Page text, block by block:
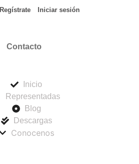
Regístrate Iniciar sesión
Contacto
Inicio
Representadas
Blog
Descargas
Conocenos